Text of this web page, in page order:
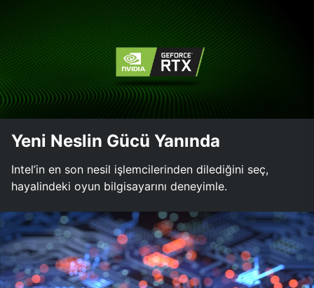
Yeni Neslin Gücü Yanında
Intel’in en son nesil işlemcilerinden dilediğini seç,
hayalindeki oyun bilgisayarını deneyimle.